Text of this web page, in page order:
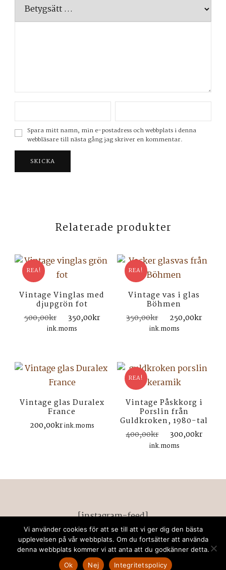
Spara mitt namn, min e-postadress och webbplats i denna
webbläsare till nästa gång jag skriver en kommentar.
Relaterade produkter
REA!
Vintage Vinglas med
djupgrön fot
500,00kr
Det
ursprungliga
350,00kr
350,00kr.
ink.moms
REA!
Vintage vas i glas
Böhmen
350,00kr
Det
ursprungliga
250,00kr
ink.moms
Vintage glas Duralex
France
200,00krink.moms
REA!
Vintage Påskkorg i
Porslin från
Guldkroken, 1980-tal
400,00kr
Det
ursprungliga
400,00kr.
300,00kr
ink.moms
[instagram-feed]
© Upphovsrätt 2026retrodeco stockholm. Alla
rättigheter förbehållna. Chic Lite | Utvecklad avRara
Themes. drivs med WordPress.Privacy Policy
Vi använder cookies för att se till att vi ger dig den bästa
upplevelsen på vår webbplats. Om du fortsätter att använda
denna webbplats kommer vi att anta att du godkänner detta.
Ok
Nej Integritetspolicy